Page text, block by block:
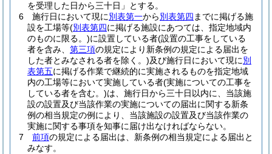
を受理した日から三十日」とする。
6
施行日において現に別表第一から別表第四 までに掲げる施
設を工場等(別表第四に掲げる施設にあつては、指定地域内
のものに限る。)に設置している者(設置の工事をしている
者を含み、 第三項の規定により新条例の規定による届出を
した者とみなされる者を除く。)及び施行日において現に別
表第五に掲げる作業で継続的に実施されるものを指定地域
内の工場等において実施している者(実施についての工事を
している者を含む。)は、施行日から三十日以内に、当該施
設の設置及び当該作業の実施についての届出に関する新条
例の相当規定の例により、当該施設の設置及び当該作業の
実施に関する事項を知事に届け出なければならない。
7
前項の規定による届出は、新条例の相当規定による届出と
みなす。